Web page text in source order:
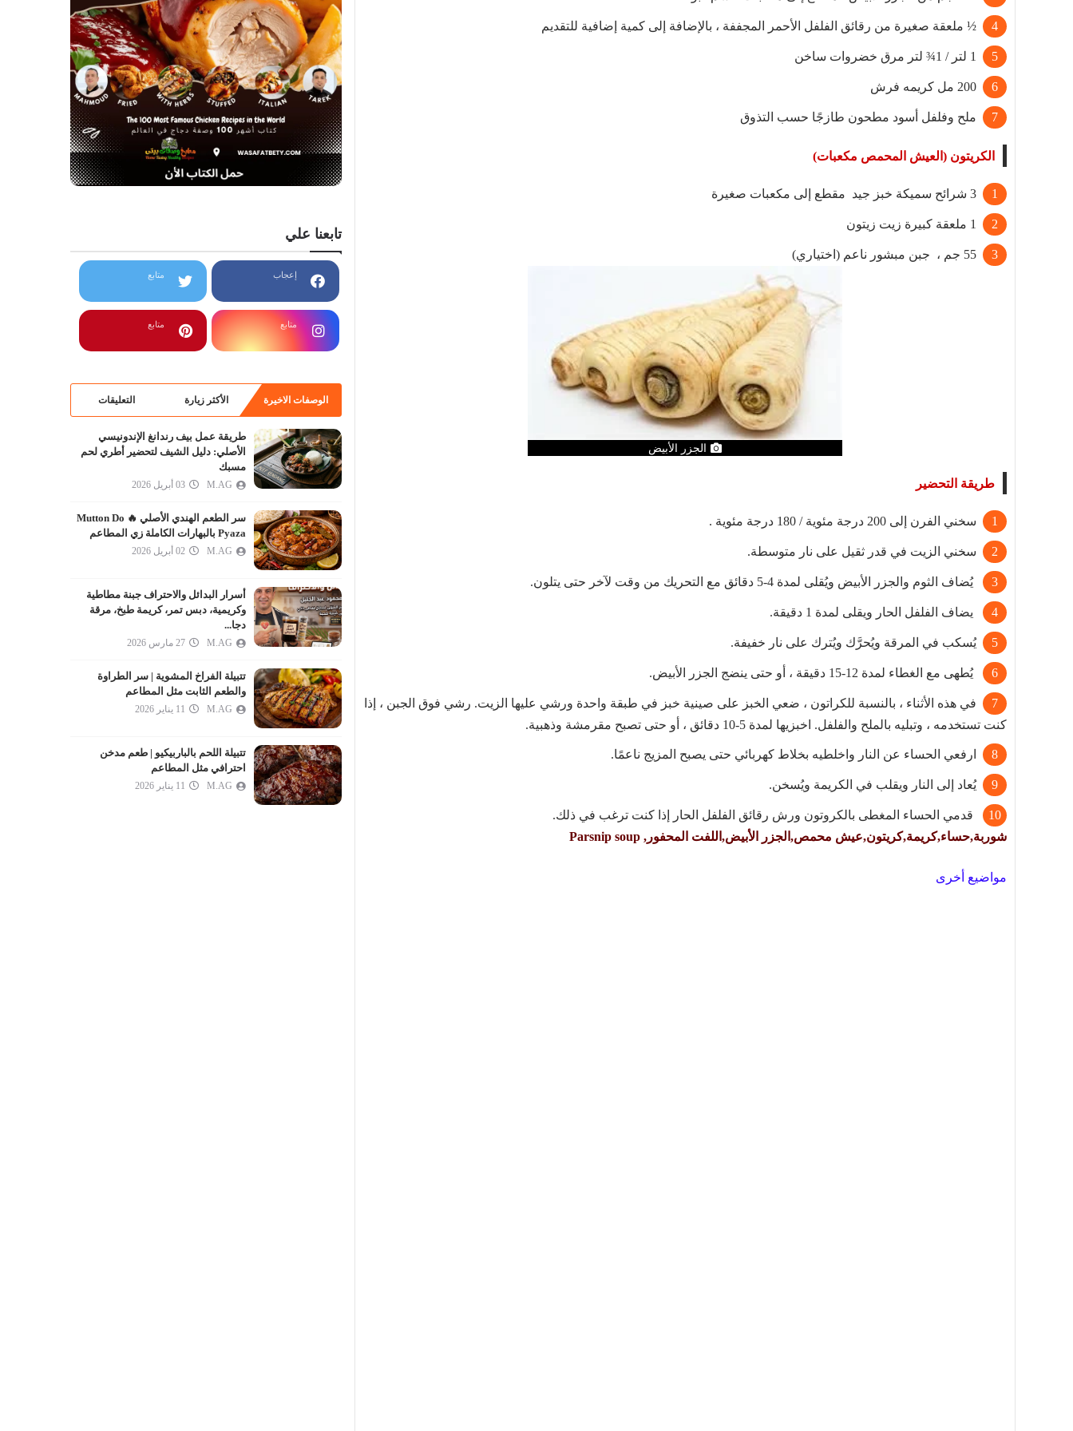
½ ملعقة صغيرة من رقائق الفلفل الأحمر المجففة ، بالإضافة إلى كمية إضافية للتقديم
1 لتر / 1¾ لتر مرق خضروات ساخن
200 مل كريمه فرش
ملح وفلفل أسود مطحون طازجًا حسب التذوق
الكريتون (العيش المحمص مكعبات)
3 شرائح سميكة خبز جيد مقطع إلى مكعبات صغيرة
1 ملعقة كبيرة زيت زيتون
55 جم ، جبن مبشور ناعم (اختياري)
الجزر الأبيض
طريقة التحضير
سخني الفرن إلى 200 درجة مئوية / 180 درجة مئوية .
سخني الزيت في قدر ثقيل على نار متوسطة.
يُضاف الثوم والجزر الأبيض ويُقلى لمدة 4-5 دقائق مع التحريك من وقت لآخر حتى يتلون.
يضاف الفلفل الحار ويقلى لمدة 1 دقيقة.
يُسكب في المرقة ويُحرَّك ويُترك على نار خفيفة.
يُطهى مع الغطاء لمدة 12-15 دقيقة ، أو حتى ينضج الجزر الأبيض.
في هذه الأثناء ، بالنسبة للكراتون ، ضعي الخبز على صينية خبز في طبقة واحدة ورشي عليها الزيت. رشي فوق الجبن ، إذا
كنت تستخدمه ، وتبليه بالملح والفلفل. اخبزيها لمدة 5-10 دقائق ، أو حتى تصبح مقرمشة وذهبية.
ارفعي الحساء عن النار واخلطيه بخلاط كهربائي حتى يصبح المزيج ناعمًا.
يُعاد إلى النار ويقلب في الكريمة ويُسخن.
قدمي الحساء المغطى بالكروتون ورش رقائق الفلفل الحار إذا كنت ترغب في ذلك.
شوربة,حساء,كريمة,كريتون,عيش محمص,الجزر الأبيض,اللفت المحفور, Parsnip soup
مواضيع أخرى
تابعنا علي
إعجاب متابع
متابع متابع
الوصفات الاخيرة الأكثر زيارة التعليقات
طريقة عمل بيف رندانغ الإندونيسي
الأصلي: دليل الشيف لتحضير أطري لحم
مسبك
M.AG 03 أبريل 2026
سر الطعم الهندي الأصلي 🔥 Mutton Do
Pyaza بالبهارات الكاملة زي المطاعم
M.AG 02 أبريل 2026
أسرار البدائل والاحتراف جبنة مطاطية
وكريمية، دبس تمر، كريمة طبخ، مرقة
دجا...
M.AG 27 مارس 2026
تتبيلة الفراخ المشوية | سر الطراوة
والطعم الثابت مثل المطاعم
M.AG 11 يناير 2026
تتبيلة اللحم بالباربيكيو | طعم مدخن
احترافي مثل المطاعم
M.AG 11 يناير 2026